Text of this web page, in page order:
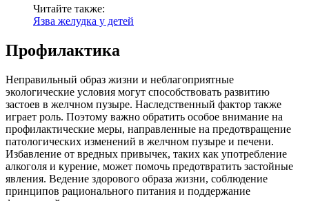
Читайте также:
Язва желудка у детей
Профилактика
Неправильный образ жизни и неблагоприятные
экологические условия могут способствовать развитию
застоев в желчном пузыре. Наследственный фактор также
играет роль. Поэтому важно обратить особое внимание на
профилактические меры, направленные на предотвращение
патологических изменений в желчном пузыре и печени.
Избавление от вредных привычек, таких как употребление
алкоголя и курение, может помочь предотвратить застойные
явления. Ведение здорового образа жизни, соблюдение
принципов рационального питания и поддержание